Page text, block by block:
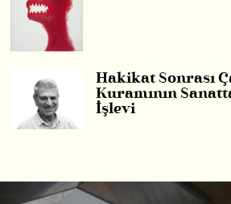
Hakikat Sonrası
Kuramının
İşlevi